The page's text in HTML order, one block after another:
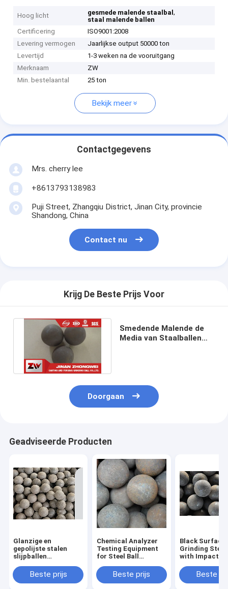
Hoog licht gesmede malende staalbal,
staal malende ballen
Certificering
ISO9001:2008
Levering vermogen
Jaarlijkse output 50000 ton
Levertijd
1-3 weken na de vooruitgang
Merknaam
ZW
Min. bestelaantal
25 ton
Bekijk meer
Contactgegevens
Mrs. cherry lee
+8613793138983
Puji Street, Zhangqiu District, Jinan City, provincie
Shandong, China
Contact nu
Krijg De Beste Prijs Voor
Smedende Malende de
Media van Staalballen
Doorgaan
Geadviseerde Producten
Glanzige en
gepolijste stalen
slijpballen
slijpmiddelen voor
verbeterde
Beste prijs
Chemical Analyzer
Testing Equipment
for Steel Ball
Line Forging And
Rolling
Beste prijs
Black Surface
Grinding Steel
with Impact
J/cm2 and
1%
Beste